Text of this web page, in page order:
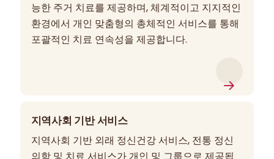
능한 주거 치료를 제공하며, 체계적이고 지지적인
환경에서 개인 맞춤형의 총체적인 서비스를 통해
포괄적인 치료 연속성을 제공합니다.
지역사회 기반 서비스
지역사회 기반 외래 정신건강 서비스, 전통 정신